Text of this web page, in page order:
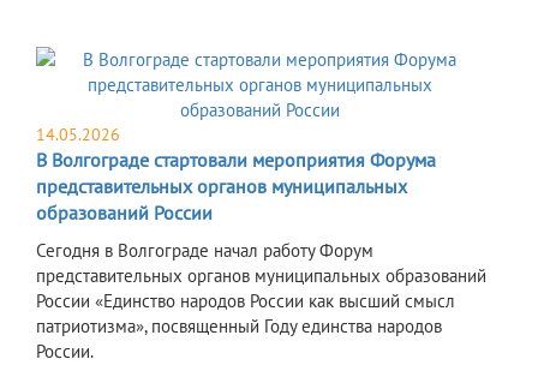
14.05.2026
В Волгограде стартовали мероприятия Форума
представительных органов муниципальных
образований России
Сегодня в Волгограде начал работу Форум
представительных органов муниципальных образований
России «Единство народов России как высший смысл
патриотизма», посвященный Году единства народов
России.